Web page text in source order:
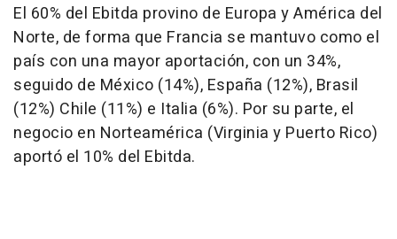
El 60% del Ebitda provino de Europa y América del
Norte, de forma que Francia se mantuvo como el
país con una mayor aportación, con un 34%,
seguido de México (14%), España (12%), Brasil
(12%) Chile (11%) e Italia (6%). Por su parte, el
negocio en Norteamérica (Virginia y Puerto Rico)
aportó el 10% del Ebitda.